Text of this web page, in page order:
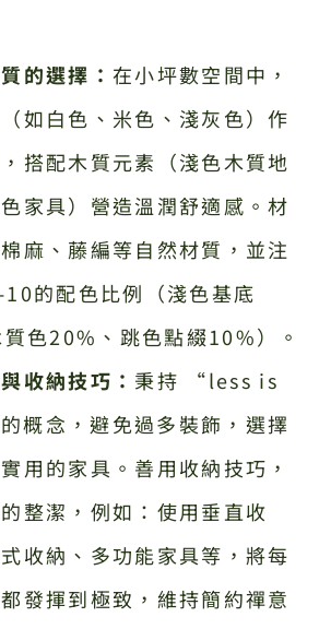
的選擇： 在小坪數空間中，
如白色、米色、淺灰色）作
搭配木質元素（淺色木質地
家具）營造溫潤舒適感。材
麻、藤編等自然材質，並注
的配色比例（淺色基底
色20%、跳色點綴10%）。
收納技巧： 秉持 “less is
概念，避免過多裝飾，選擇
用的家具。善用收納技巧，
整潔，例如：使用垂直收
收納、多功能家具等，將每
發揮到極致，維持簡約禪意